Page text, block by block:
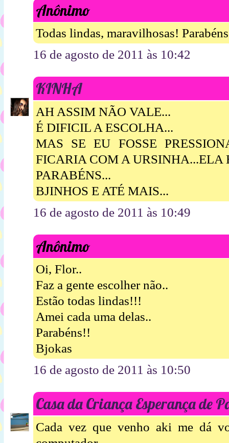
Anônimo
Todas lindas, maravilhosas! Parabéns
16 de agosto de 2011 às 10:42
KINHA
AH ASSIM NÃO VALE...
É DIFICIL A ESCOLHA...
MAS SE EU FOSSE
FICARIA COM A URSINHA...ELA
PARABÉNS...
BJINHOS E ATÉ MAIS...
16 de agosto de 2011 às 10:49
Anônimo
Oi, Flor..
Faz a gente escolher não..
Estão todas lindas!!!
Amei cada uma delas..
Parabéns!!
Bjokas
16 de agosto de 2011 às 10:50
Casa da Criança Esperança de
Cada vez que venho aki me dá